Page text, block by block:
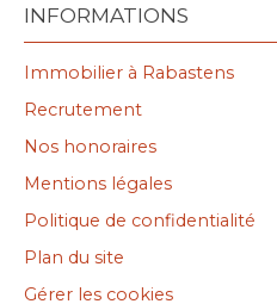
INFORMATIONS
Immobilier à Rabastens
Recrutement
Nos honoraires
Mentions légales
Politique de confidentialité
Plan du site
Gérer les cookies